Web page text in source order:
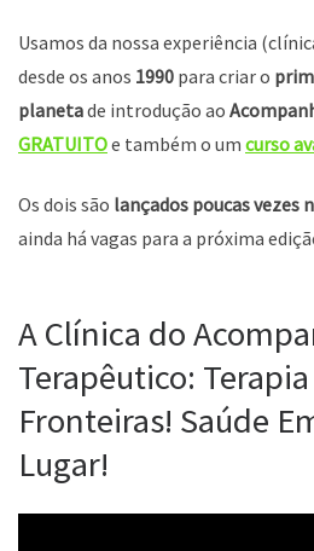
Usamos da nossa experiência
desde os anos 1990 para criar o
planetade introdução ao
GRATUITOe também o um curso
Os dois são lançados poucas vezes
ainda há vagas para a próxima
A Clínica do
Terapêutico:
Fronteiras! Saúde
Lugar!